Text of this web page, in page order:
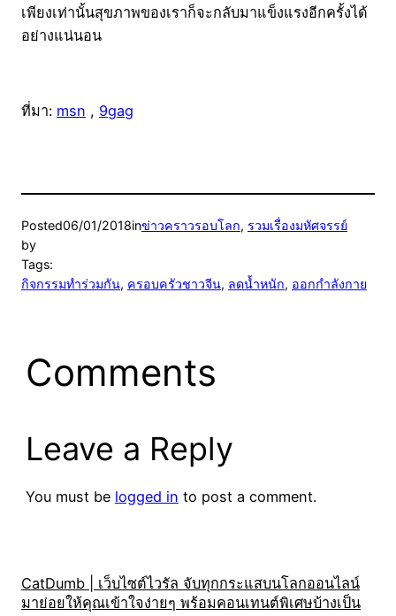
เพียงเท่านั้นสุขภาพของเราก็จะกลับมาแข็งแรงอีกครั้งได้
อย่างแน่นอน
ที่มา: msn , 9gag
Posted06/01/2018inข่าวคราวรอบโลก, รวมเรื่องมหัศจรรย์
by
Tags:
กิจกรรมทำร่วมกัน, ครอบครัวชาวจีน, ลดน้ำหนัก, ออกกำลังกาย
Comments
Leave a Reply
You must be logged in to post a comment.
CatDumb | เว็บไซต์ไวรัล จับทุกกระแสบนโลกออนไลน์
มาย่อยให้คุณเข้าใจง่ายๆ พร้อมคอนเทนต์พิเศษบ้างเป็น